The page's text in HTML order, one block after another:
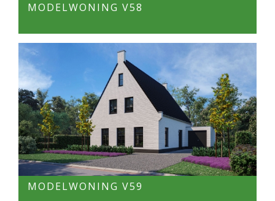
MODELWONING V58
MODELWONING V59